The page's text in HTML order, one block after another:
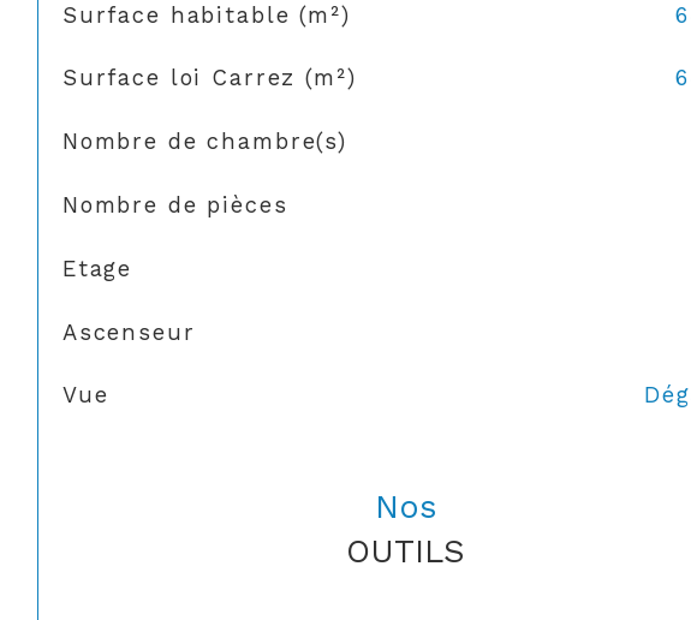
Surface habitable (m²)
Surface loi Carrez (m²)
Nombre de chambre(s)
Nombre de pièces
Etage
Ascenseur
Vue
Nos
OUTILS